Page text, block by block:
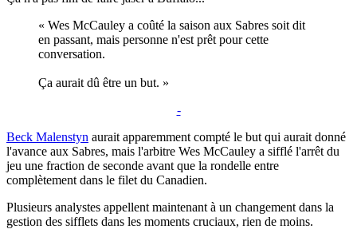
« Wes McCauley a coûté la saison aux Sabres soit dit
en passant, mais personne n'est prêt pour cette
conversation.
Ça aurait dû être un but. »
-
Beck Malenstyn aurait apparemment compté le but qui aurait donné
l'avance aux Sabres, mais l'arbitre Wes McCauley a sifflé l'arrêt du
jeu une fraction de seconde avant que la rondelle entre
complètement dans le filet du Canadien.
Plusieurs analystes appellent maintenant à un changement dans la
gestion des sifflets dans les moments cruciaux, rien de moins.